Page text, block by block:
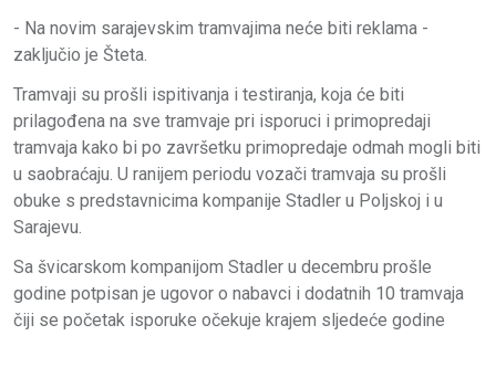
- Na novim sarajevskim tramvajima neće biti reklama -
zaključio je Šteta.
Tramvaji su prošli ispitivanja i testiranja, koja će biti
prilagođena na sve tramvaje pri isporuci i primopredaji
tramvaja kako bi po završetku primopredaje odmah mogli biti
u saobraćaju. U ranijem periodu vozači tramvaja su prošli
obuke s predstavnicima kompanije Stadler u Poljskoj i u
Sarajevu.
Sa švicarskom kompanijom Stadler u decembru prošle
godine potpisan je ugovor o nabavci i dodatnih 10 tramvaja
čiji se početak isporuke očekuje krajem sljedeće godine